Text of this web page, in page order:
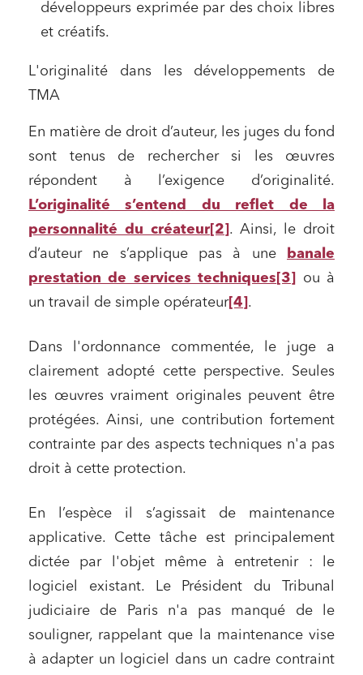
développeurs exprimée par des choix libres
et créatifs.
L'originalité dans les développements de
TMA
En matière de droit d’auteur, les juges du fond
sont tenus de rechercher si les œuvres
répondent à l’exigence d’originalité.
L’originalité s’entend du reflet de la
personnalité du créateur[2] . Ainsi, le droit
d’auteur ne s’applique pas à une
banale
prestation de services techniques [3]
ou à
un travail de simple opérateur[4] .
Dans l'ordonnance commentée, le juge a
clairement adopté cette perspective. Seules
les œuvres vraiment originales peuvent être
protégées. Ainsi, une contribution fortement
contrainte par des aspects techniques n'a pas
droit à cette protection.
En l’espèce il s’agissait de maintenance
applicative. Cette tâche est principalement
dictée par l'objet même à entretenir : le
logiciel existant. Le Président du Tribunal
judiciaire de Paris n'a pas manqué de le
souligner, rappelant que la maintenance vise
à adapter un logiciel dans un cadre contraint